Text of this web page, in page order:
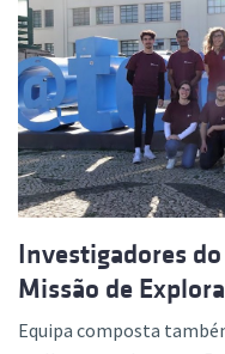
Investigadores
Missão de
Equipa composta